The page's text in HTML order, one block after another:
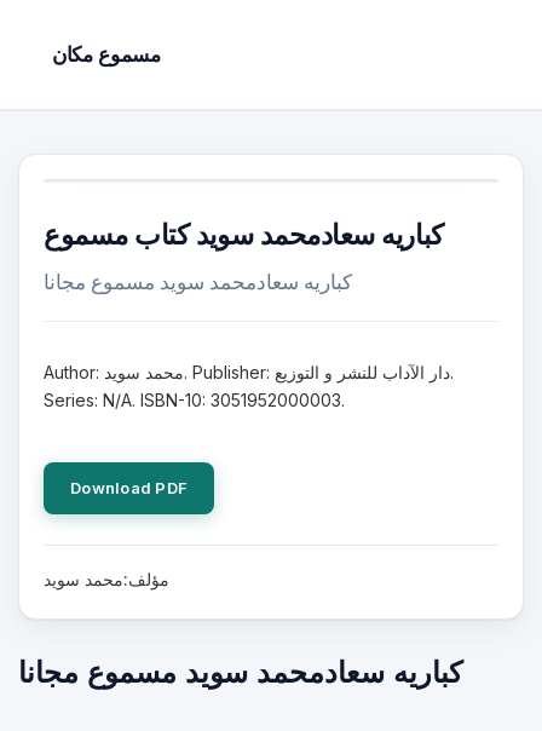
مسموع مكان
كباريه سعادمحمد سويد كتاب مسموع
كباريه سعادمحمد سويد مسموع مجانا
Author: محمد سويد. Publisher: دار الآداب للنشر و التوزيع.
Series: N/A. ISBN-10: 3051952000003.
Download PDF
مؤلف:محمد سويد
كباريه سعادمحمد سويد مسموع مجانا